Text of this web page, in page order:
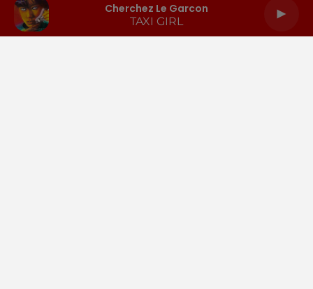
Cherchez Le Garcon
TAXI GIRL